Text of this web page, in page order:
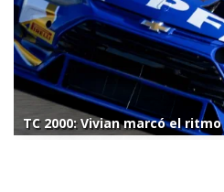
TC 2000: Vivian marcó el